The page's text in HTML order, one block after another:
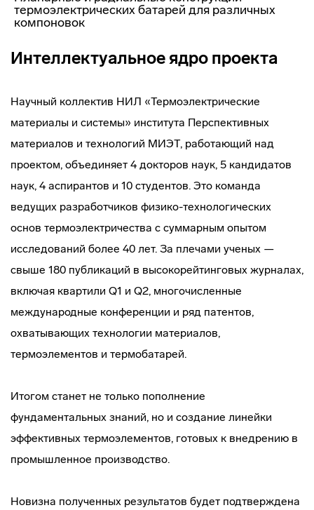
термоэлектрических батарей для различных
компоновок
Интеллектуальное ядро проекта
Научный коллектив НИЛ «Термоэлектрические
материалы и системы» института Перспективных
материалов и технологий МИЭТ, работающий над
проектом, объединяет 4 докторов наук, 5 кандидатов
наук, 4 аспирантов и 10 студентов. Это команда
ведущих разработчиков физико-технологических
основ термоэлектричества с суммарным опытом
исследований более 40 лет. За плечами ученых —
свыше 180 публикаций в высокорейтинговых журналах,
включая квартили Q1 и Q2, многочисленные
международные конференции и ряд патентов,
охватывающих технологии материалов,
термоэлементов и термобатарей.
Итогом станет не только пополнение
фундаментальных знаний, но и создание линейки
эффективных термоэлементов, готовых к внедрению в
промышленное производство.
Новизна полученных результатов будет подтверждена